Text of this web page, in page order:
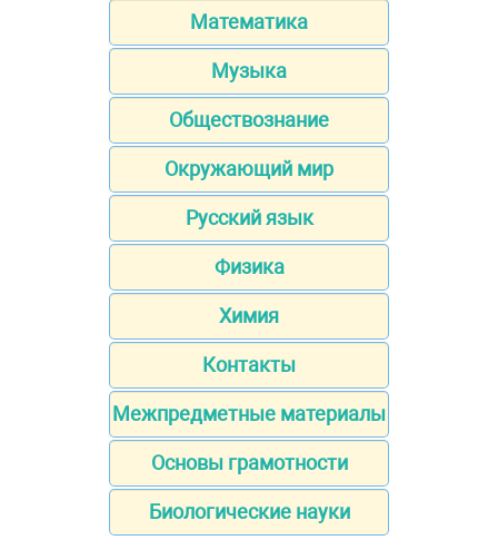
Математика
Музыка
Обществознание
Окружающий мир
Русский язык
Физика
Химия
Контакты
Межпредметные материалы
Основы грамотности
Биологические науки